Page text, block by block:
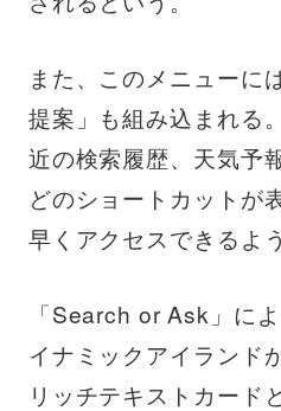
また、このメニューに
提案」も組み込まれる
近の検索履歴、天気予
どのショートカットが
早くアクセスできるよ
「Search or Ask」に
イナミックアイランド
リッチテキストカード